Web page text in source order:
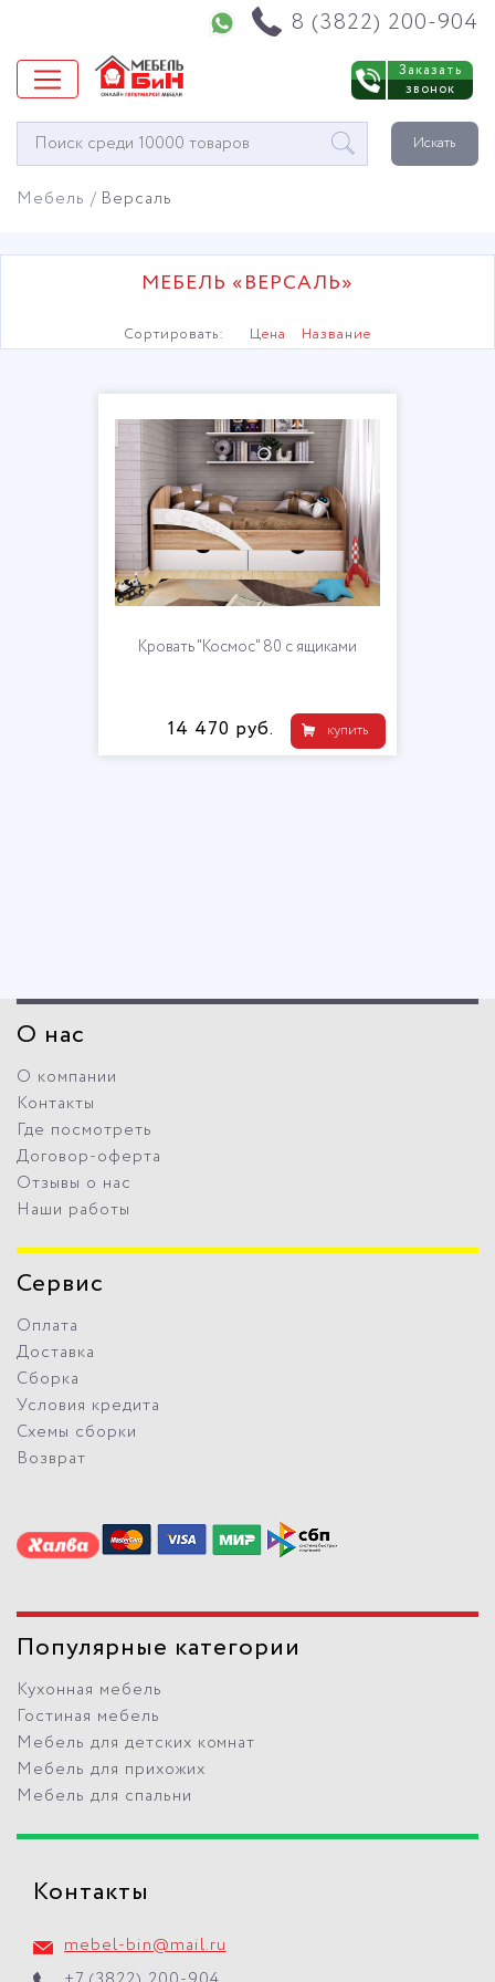
8 (3822) 200-904
Заказать
звонок
Окно
поиска
Искать
Мебель Версаль
МЕБЕЛЬ «ВЕРСАЛЬ»
Сортировать: Цена Название
Кровать "Космос" 80 с ящиками
купить
14 470 руб.
О нас
О компании
Контакты
Где посмотреть
Договор-оферта
Отзывы о нас
Наши работы
Сервис
Оплата
Доставка
Сборка
Условия кредита
Схемы сборки
Возврат
Популярные категории
Кухонная мебель
Гостиная мебель
Мебель для детских комнат
Мебель для прихожих
Мебель для спальни
Контакты
mebel-bin@mail.ru